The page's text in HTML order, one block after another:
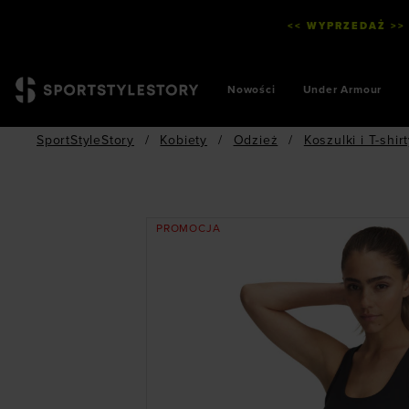
<< WYPRZEDAŻ
Nowości Under Armour
SportStyleStory / Kobiety / Odzież / Koszulki i T-
PROMOCJA